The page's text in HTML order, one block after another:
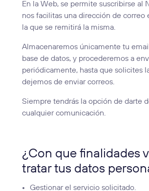
En la Web, se permite suscribirse al
nos facilitas una dirección de correo
la que se remitirá la misma.
Almacenaremos únicamente tu
base de datos, y procederemos a
periódicamente, hasta que solicites
dejemos de enviar correos.
Siempre tendrás la opción de darte
cualquier comunicación.
¿Con que finalidades
tratar tus datos
Gestionar el servicio solicitado.